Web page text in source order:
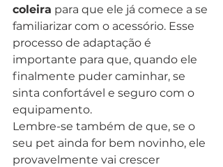
coleira para que ele já comece a se
familiarizar com o acessório. Esse
processo de adaptação é
importante para que, quando ele
finalmente puder caminhar, se
sinta confortável e seguro com o
equipamento.
Lembre-se também de que, se o
seu pet ainda for bem novinho, ele
provavelmente vai crescer